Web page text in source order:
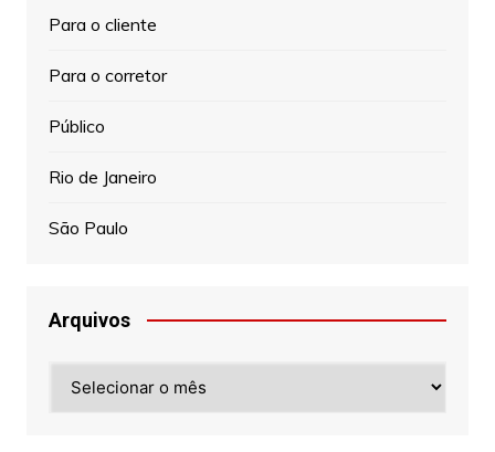
Para o cliente
Para o corretor
Público
Rio de Janeiro
São Paulo
Arquivos